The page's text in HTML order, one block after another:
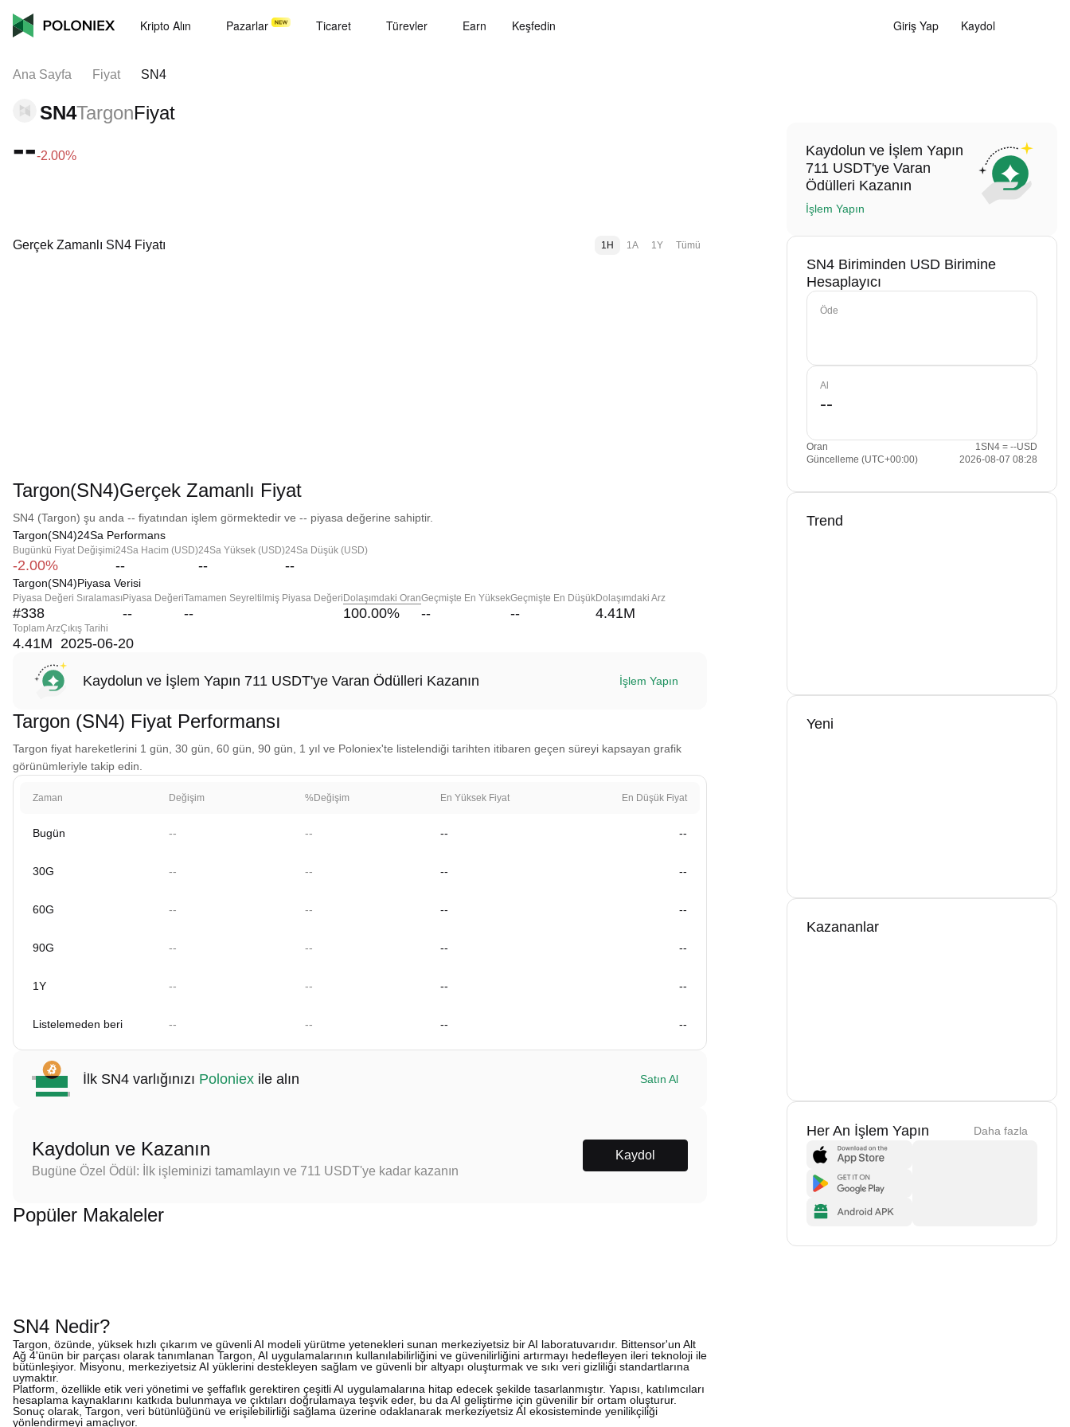
Kripto Alın Pazarlar Ticaret Türevler Earn Keşfedin Giriş Yap Kaydol
Ana Sayfa Fiyat SN4
SN4TargonFiyat
---2.00%
Gerçek Zamanlı SN4 Fiyatı 1H 1A 1Y Tümü
Targon(SN4)Gerçek Zamanlı Fiyat
SN4 (Targon) şu anda -- fiyatından işlem görmektedir ve -- piyasa değerine sahiptir.
Targon(SN4)24Sa Performans
Bugünkü Fiyat Değişimi
-2.00%
24Sa Hacim (USD)
--
24Sa Yüksek (USD)
--
24Sa Düşük (USD)
--
Targon(SN4)Piyasa Verisi
Piyasa Değeri Sıralaması
#338
Piyasa Değeri
--
Tamamen Seyreltilmiş Piyasa Değeri
--
Dolaşımdaki Oran
100.00%
Geçmişte En Yüksek
--
Geçmişte En Düşük
--
Dolaşımdaki Arz
4.41M
Toplam Arz
4.41M
Çıkış Tarihi
2025-06-20
Kaydolun ve İşlem Yapın 711 USDT'ye Varan Ödülleri Kazanın İşlem Yapın
Targon (SN4) Fiyat Performansı
Targon fiyat hareketlerini 1 gün, 30 gün, 60 gün, 90 gün, 1 yıl ve Poloniex'te listelendiği tarihten itibaren geçen süreyi kapsayan grafik
görünümleriyle takip edin.
Zaman Değişim %Değişim En Yüksek Fiyat En Düşük Fiyat
Bugün -- -- -- --
30G -- -- -- --
60G -- -- -- --
90G -- -- -- --
1Y -- -- -- --
Listelemeden beri -- -- -- --
İlk SN4 varlığınızı Poloniex ile alın Satın Al
Kaydolun ve Kazanın
Bugüne Özel Ödül: İlk işleminizi tamamlayın ve 711 USDT'ye kadar kazanın
Kaydol
Popüler Makaleler
SN4 Nedir?
Targon, özünde, yüksek hızlı çıkarım ve güvenli AI modeli yürütme yetenekleri sunan merkeziyetsiz bir AI laboratuvarıdır. Bittensor'un Alt
Ağ 4'ünün bir parçası olarak tanımlanan Targon, AI uygulamalarının kullanılabilirliğini ve güvenilirliğini artırmayı hedefleyen ileri teknoloji ile
bütünleşiyor. Misyonu, merkeziyetsiz AI yüklerini destekleyen sağlam ve güvenli bir altyapı oluşturmak ve sıkı veri gizliliği standartlarına
uymaktır.
Platform, özellikle etik veri yönetimi ve şeffaflık gerektiren çeşitli AI uygulamalarına hitap edecek şekilde tasarlanmıştır. Yapısı, katılımcıları
hesaplama kaynaklarını katkıda bulunmaya ve çıktıları doğrulamaya teşvik eder, bu da AI geliştirme için güvenilir bir ortam oluşturur.
Sonuç olarak, Targon, veri bütünlüğünü ve erişilebilirliği sağlama üzerine odaklanarak merkeziyetsiz AI ekosisteminde yenilikçiliği
yönlendirmeyi amaçlıyor.
Kaydolun ve İşlem Yapın
711 USDT'ye Varan
Ödülleri Kazanın
İşlem Yapın
SN4 Biriminden USD Birimine
Hesaplayıcı
Öde
Al
Oran
1SN4 = --USD
Güncelleme (UTC+00:00)
2026-08-07 08:28
Trend
Yeni
Kazananlar
Her An İşlem Yapın Daha fazla